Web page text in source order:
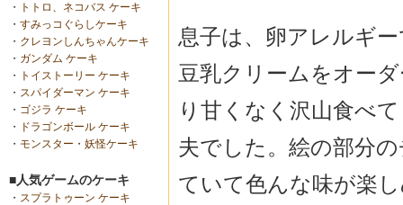
・
トトロ、ネコバス ケーキ
・ すみっコぐらしケーキ
・ クレヨンしんちゃんケーキ
・ ガンダム ケーキ
・
トイストーリー ケーキ
・ スパイダーマン ケーキ
・ ゴジラ ケーキ
・
ドラゴンボール ケーキ
・ モンスター・妖怪ケーキ
■人気ゲームのケーキ
・ スプラトゥーン ケーキ
息子は、卵アレルギ
豆乳クリームをオー
り甘くなく沢山食べ
夫でした。絵の部分
ていて色んな味が楽